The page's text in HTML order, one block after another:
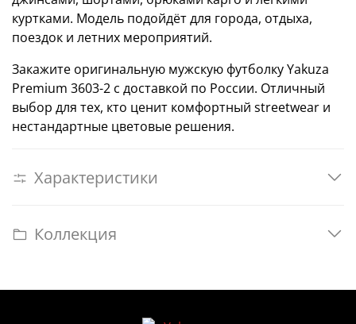
куртками. Модель подойдёт для города, отдыха,
поездок и летних мероприятий.
Закажите оригинальную мужскую футболку Yakuza
Premium 3603-2 с доставкой по России. Отличный
выбор для тех, кто ценит комфортный streetwear и
нестандартные цветовые решения.
Характеристики
Коллекция